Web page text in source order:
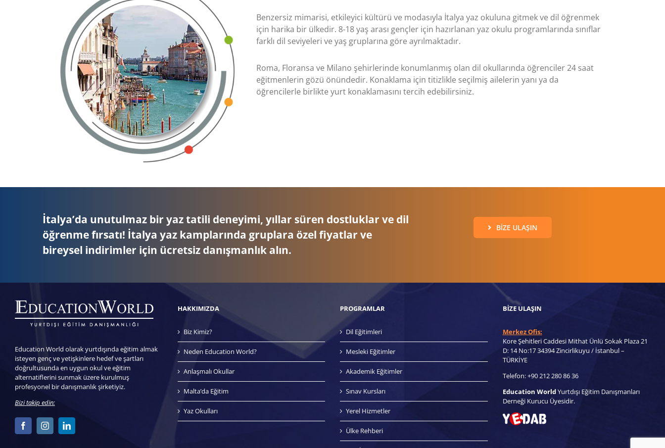
Benzersiz mimarisi, etkileyici kültürü ve modasıyla İtalya yaz okuluna gitmek ve dil öğrenmek
için harika bir ülkedir. 8-18 yaş arası gençler için hazırlanan yaz okulu programlarında sınıflar
farklı dil seviyeleri ve yaş gruplarına göre ayrılmaktadır.
Roma, Floransa ve Milano şehirlerinde konumlanmış olan dil okullarında öğrenciler 24 saat
eğitmenlerin gözü önündedir. Konaklama için titizlikle seçilmiş ailelerin yanı ya da
öğrencilerle birlikte yurt konaklamasını tercih edebilirsiniz.
İtalya’da unutulmaz bir yaz tatili deneyimi, yıllar süren dostluklar ve dil
öğrenme fırsatı! İtalya yaz kamplarında gruplara özel fiyatlar ve
bireysel indirimler için ücretsiz danışmanlık alın.
BIZE ULAŞIN
Education World olarak yurtdışında eğitim almak
isteyen genç ve yetişkinlere hedef ve şartları
doğrultusunda en uygun okul ve eğitim
alternatiflerini sunmak üzere kurulmuş
profesyonel bir danışmanlık şirketiyiz.
Bizi takip edin:
HAKKIMIZDA
Biz Kimiz?
Neden Education World?
Anlaşmalı Okullar
Malta’da Eğitim
Yaz Okulları
PROGRAMLAR
Dil Eğitimleri
Mesleki Eğitimler
Akademik Eğitimler
Sınav Kursları
Yerel Hizmetler
Ülke Rehberi
BIZE ULAŞIN
Merkez Ofis:
Kore Şehitleri Caddesi Mithat Ünlü Sokak Plaza 21
D: 14 No:17 34394 Zincirlikuyu / İstanbul –
TÜRKİYE
Telefon: +90 212 280 86 36
Education WorldYurtdışı Eğitim Danışmanları
Derneği Kurucu Üyesidir.